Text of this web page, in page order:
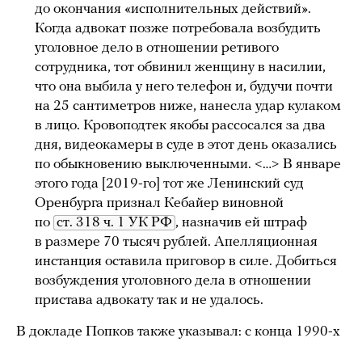
до окончания «исполнительных действий».
Когда адвокат позже потребовала возбудить
уголовное дело в отношении ретивого
сотрудника, тот обвинил женщину в насилии,
что она выбила у него телефон и, будучи почти
на 25 сантиметров ниже, нанесла удар кулаком
в лицо. Кровоподтек якобы рассосался за два
дня, видеокамеры в суде в этот день оказались
по обыкновению выключенными. <…> В январе
этого года [2019-го] тот же Ленинский суд
Оренбурга признал Кебайер виновной
по ст. 318 ч. 1 УК РФ , назначив ей штраф
в размере 70 тысяч рублей. Апелляционная
инстанция оставила приговор в силе. Добиться
возбуждения уголовного дела в отношении
пристава адвокату так и не удалось.
В докладе Попков также указывал: с конца 1990-х